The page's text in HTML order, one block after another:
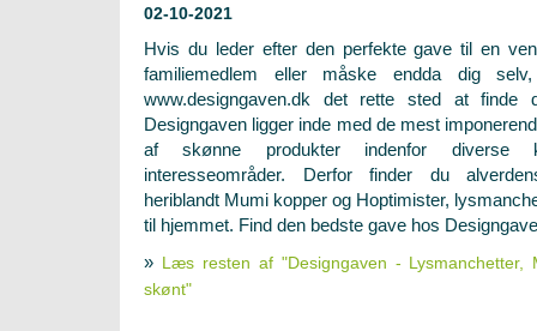
02-10-2021
Hvis du leder efter den perfekte gave til en
familiemedlem eller måske endda dig
www.designgaven.dk det rette sted at finde
Designgaven ligger inde med de mest
af skønne produkter indenfor diverse
interesseområder. Derfor finder du
heriblandt Mumi kopper og Hoptimister,
til hjemmet. Find den bedste gave hos
» Læs resten af "Designgaven - Lysmanchetter,
skønt"